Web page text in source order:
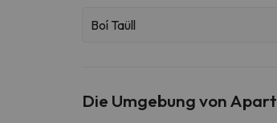
Boí Taüll
Die Umgebung von